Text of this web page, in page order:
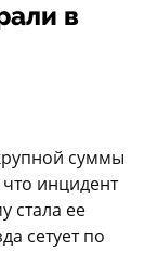
в
суммы
инцидент
стала ее
сетует по